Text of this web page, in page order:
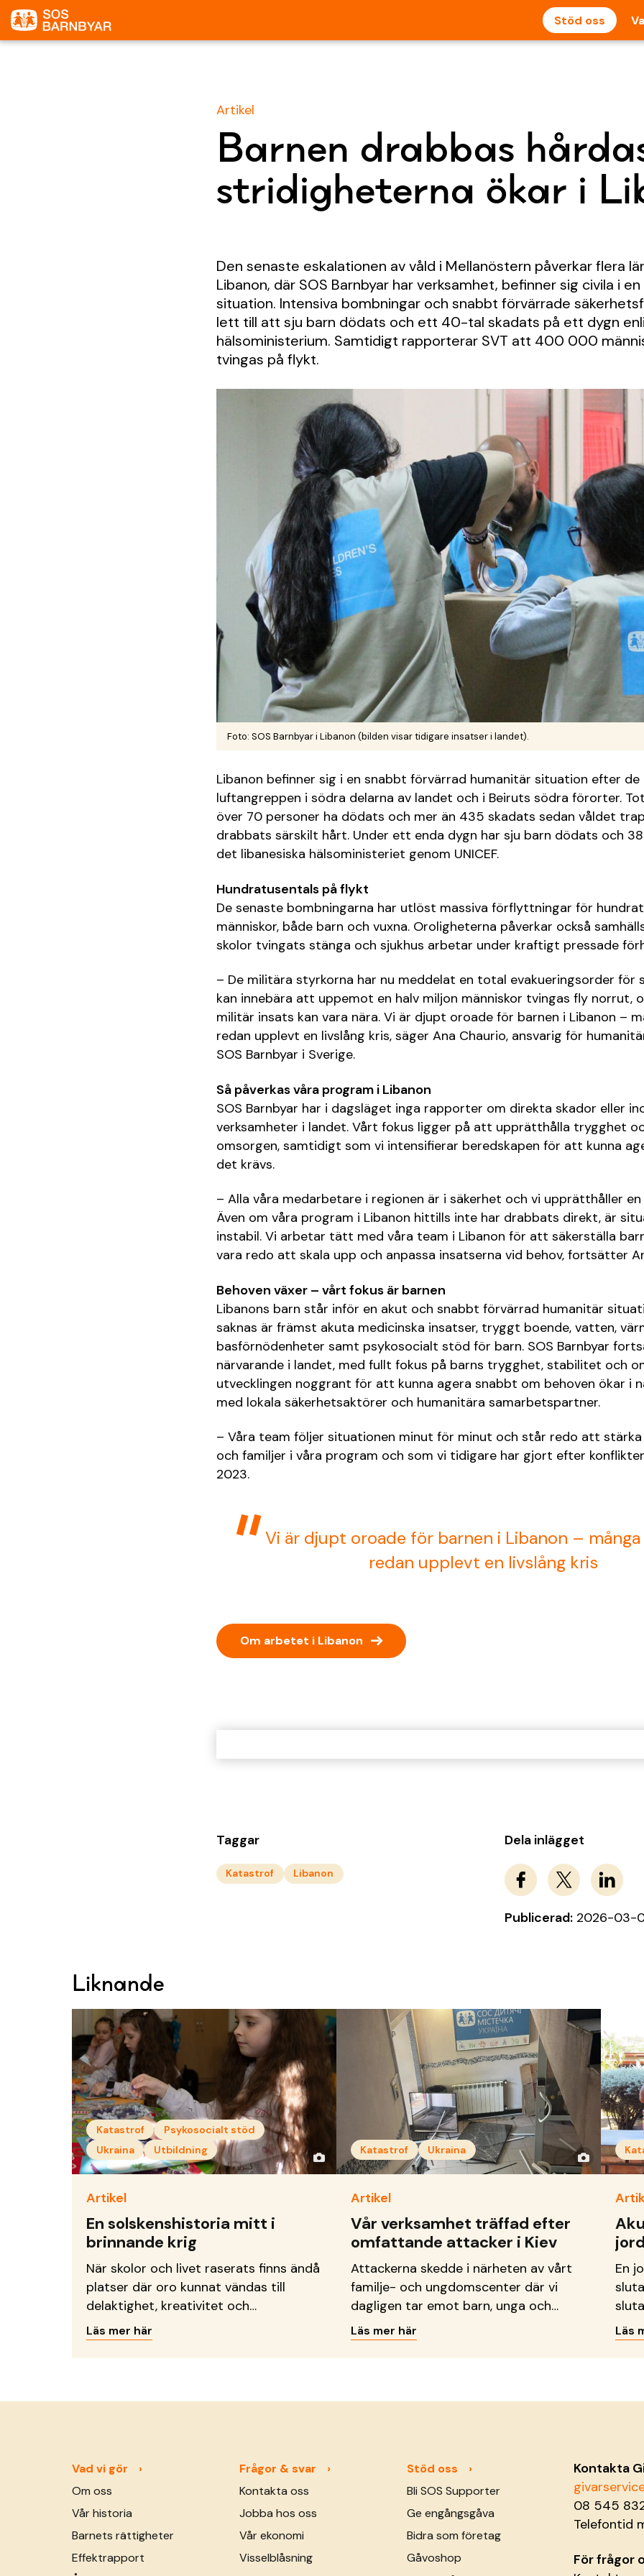
Stöd oss
Artikel
Barnen drabbas
stridigheterna ökar i
Den senaste eskalationen av våld i Mellanöstern påverkar flera
Libanon, där SOS Barnbyar har verksamhet, befinner sig civila i
situation. Intensiva bombningar och snabbt förvärrade
lett till att sju barn dödats och ett 40-tal skadats på ett dygn
hälsoministerium. Samtidigt rapporterar SVT att 400 000
tvingas på flykt.
Foto: SOS Barnbyar i Libanon (bilden visar tidigare insatser i landet).
Libanon befinner sig i en snabbt förvärrad humanitär situation efter de
luftangreppen i södra delarna av landet och i Beiruts södra förorter.
över 70 personer ha dödats och mer än 435 skadats sedan våldet
drabbats särskilt hårt. Under ett enda dygn har sju barn dödats och
det libanesiska hälsoministeriet genom UNICEF.
Hundratusentals på flykt
De senaste bombningarna har utlöst massiva förflyttningar för
människor, både barn och vuxna. Oroligheterna påverkar också
skolor tvingats stänga och sjukhus arbetar under kraftigt pressade
– De militära styrkorna har nu meddelat en total evakueringsorder för
kan innebära att uppemot en halv miljon människor tvingas fly norrut,
militär insats kan vara nära. Vi är djupt oroade för barnen i Libanon –
redan upplevt en livslång kris, säger Ana Chaurio, ansvarig för
SOS Barnbyar i Sverige.
Så påverkas våra program i Libanon
SOS Barnbyar har i dagsläget inga rapporter om direkta skador eller
verksamheter i landet. Vårt fokus ligger på att upprätthålla trygghet
omsorgen, samtidigt som vi intensifierar beredskapen för att kunna
det krävs.
– Alla våra medarbetare i regionen är i säkerhet och vi upprätthåller
Även om våra program i Libanon hittills inte har drabbats direkt, är
instabil. Vi arbetar tätt med våra team i Libanon för att säkerställa
vara redo att skala upp och anpassa insatserna vid behov, fortsätter
Behoven växer – vårt fokus är barnen
Libanons barn står inför en akut och snabbt förvärrad humanitär
saknas är främst akuta medicinska insatser, tryggt boende, vatten,
basförnödenheter samt psykosocialt stöd för barn. SOS Barnbyar
närvarande i landet, med fullt fokus på barns trygghet, stabilitet och
utvecklingen noggrant för att kunna agera snabbt om behoven ökar i
med lokala säkerhetsaktörer och humanitära samarbetspartner.
– Våra team följer situationen minut för minut och står redo att
och familjer i våra program och som vi tidigare har gjort efter
2023.
Vi är djupt oroade för barnen i Libanon –
redan upplevt en livslång kris
Om arbetet i Libanon →
Taggar
Katastrof Libanon
Dela inlägget
Publicerad: 2026-03-
Liknande
Katastrof
Psykosocialt stöd
Ukraina
Utbildning
Artikel
En solskenshistoria mitt i
brinnande krig
När skolor och livet raserats finns ändå
platser där oro kunnat vändas till
delaktighet, kreativitet och
framtidsdrömmar.
Läs mer här
Katastrof Ukraina
Artikel
Vår verksamhet träffad efter
omfattande attacker i Kiev
Attackerna skedde i närheten av vårt
familje- och ungdomscenter där vi
dagligen tar emot barn, unga och
familjer.
Läs mer här
En
Läs
Vad vi gör
Om oss
Vår historia
Barnets rättigheter
Effektrapport
Frågor & svar
Kontakta oss
Jobba hos oss
Vår ekonomi
Visselblåsning
Stöd oss
Bli SOS Supporter
Ge engångsgåva
Bidra som företag
Gåvoshop
Kontakta
08 545
Telefontid
För frågor